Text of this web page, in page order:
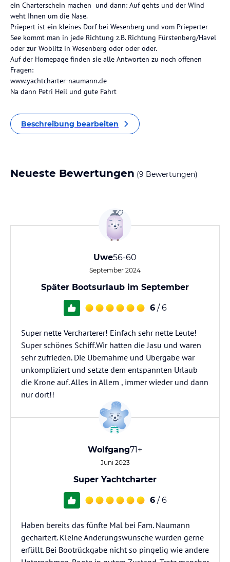
ein Charterschein machen und dann: Auf gehts und der Wind
weht Ihnen um die Nase.
Priepert ist ein kleines Dorf bei Wesenberg und vom Prieperter
See kommt man in jede Richtung z.B. Richtung Fürstenberg/Havel
oder zur Woblitz in Wesenberg oder oder oder.
Auf der Homepage finden sie alle Antworten zu noch offenen
Fragen:
www.yachtcharter-naumann.de
Na dann Petri Heil und gute Fahrt
Beschreibung bearbeiten
Neueste Bewertungen (9 Bewertungen)
Uwe56-60
September 2024
Später Bootsurlaub im September
6 / 6
Super nette Vercharterer! Einfach sehr nette Leute!
Super schönes Schiff.Wir hatten die Jasu und waren
sehr zufrieden. Die Übernahme und Übergabe war
unkompliziert und setzte dem entspannten Urlaub
die Krone auf. Alles in Allem , immer wieder und dann
nur dort!!
Wolfgang71+
Juni 2023
Super Yachtcharter
6 / 6
Haben bereits das fünfte Mal bei Fam. Naumann
gechartert. Kleine Änderungswünsche wurden gerne
erfüllt. Bei Bootrückgabe nicht so pingelig wie andere